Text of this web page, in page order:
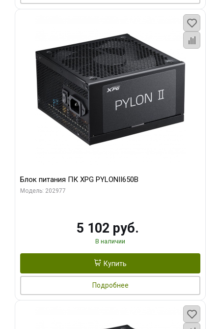
Блок питания ПК XPG PYLONII650B
Модель: 202977
5 102 руб.
В наличии
Купить
Подробнее